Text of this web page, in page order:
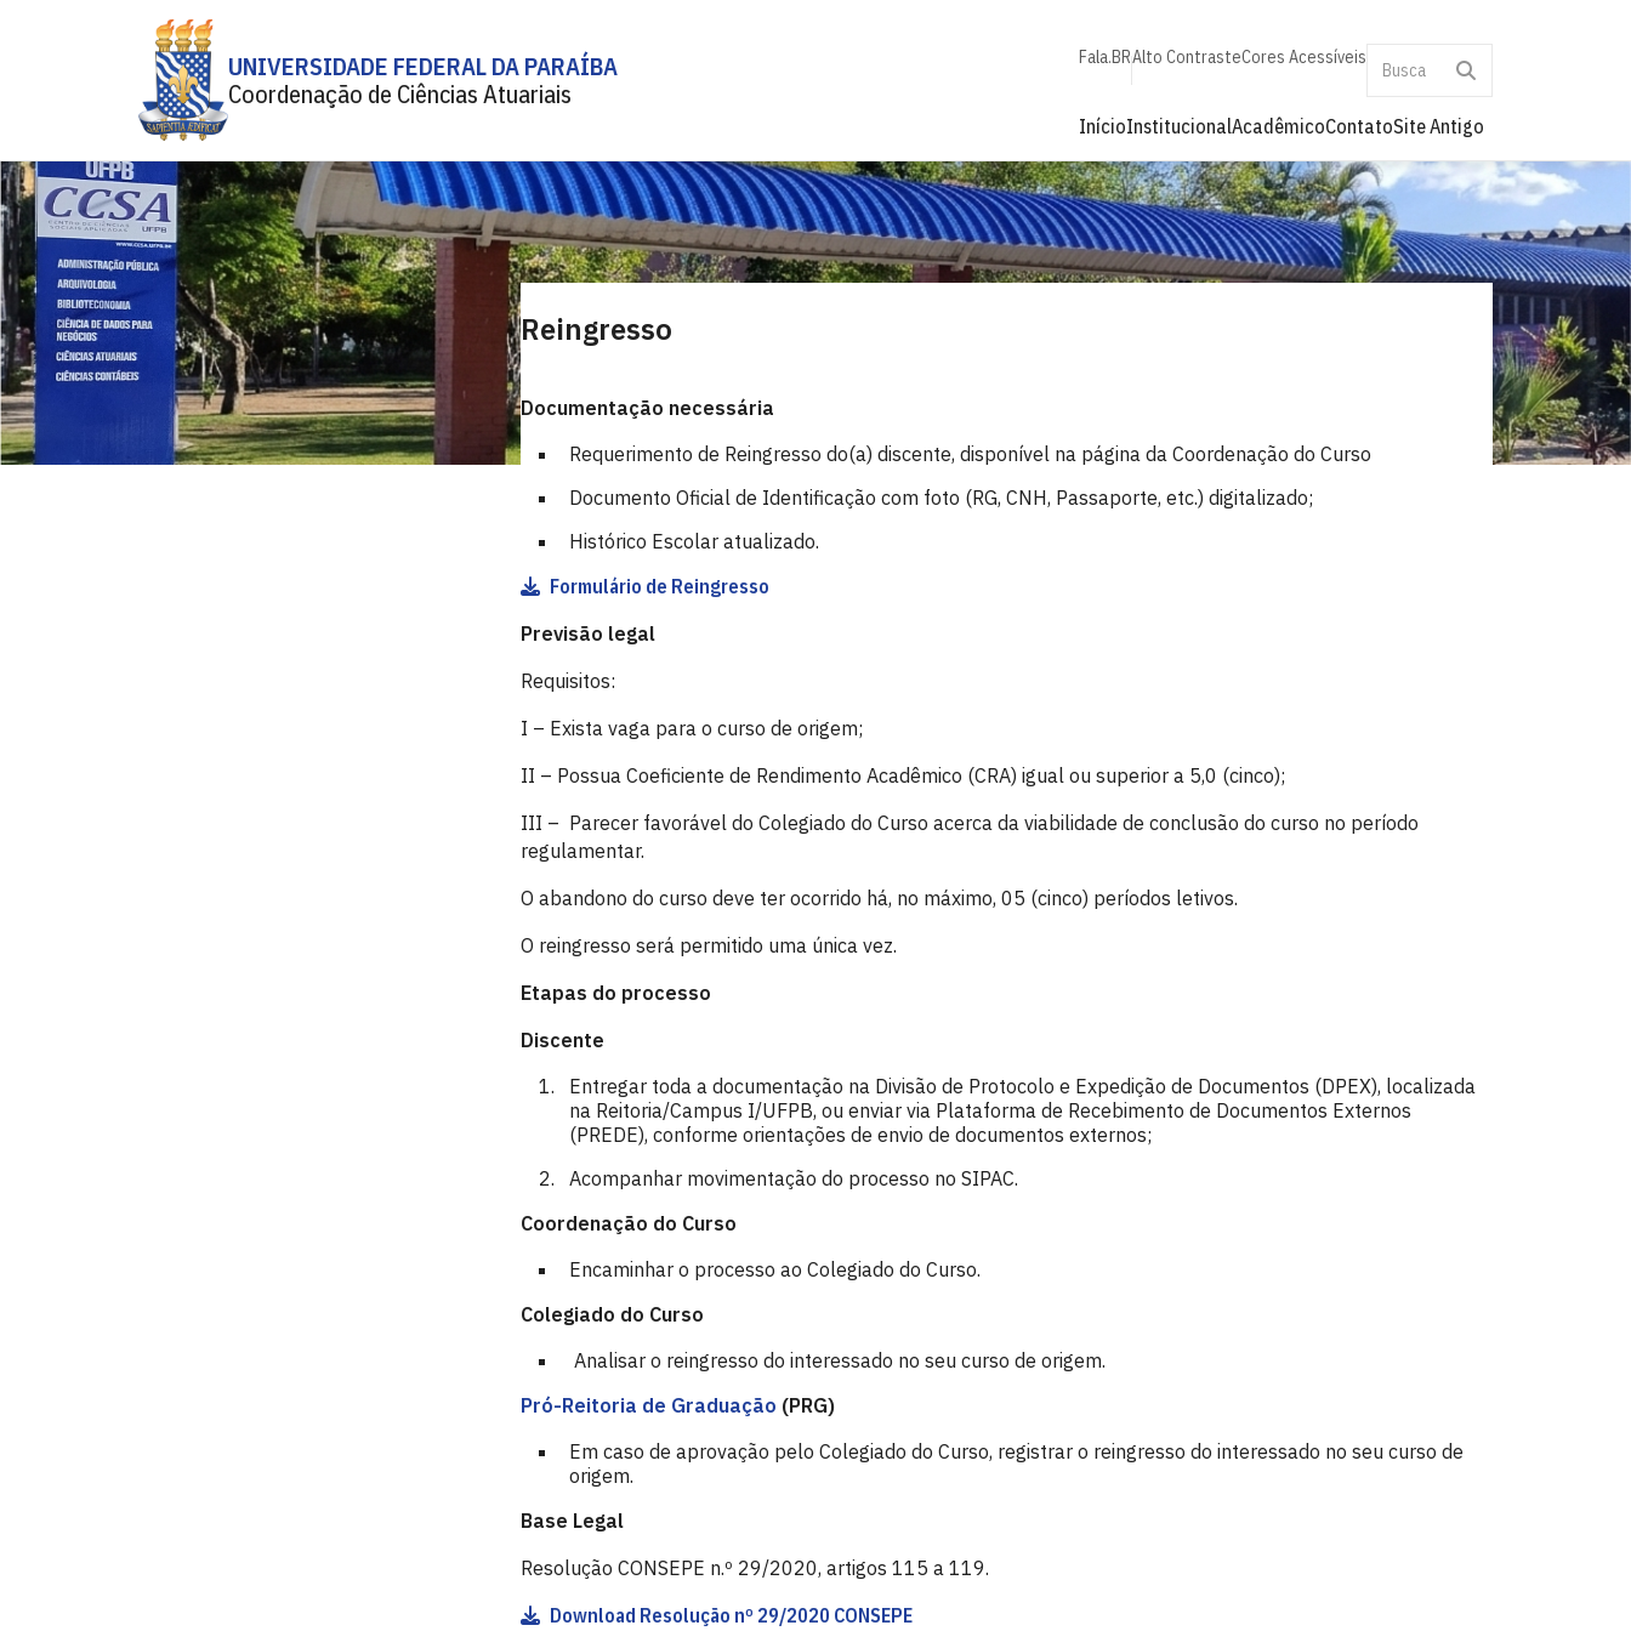
UNIVERSIDADE FEDERAL DA PARAÍBA
Coordenação de Ciências Atuariais
Fala.BRAlto ContrasteCores Acessíveis
InícioInstitucionalAcadêmicoContatoSite Antigo
Reingresso
Documentação necessária
Requerimento de Reingresso do(a) discente, disponível na página da Coordenação do Curso
Documento Oficial de Identificação com foto (RG, CNH, Passaporte, etc.) digitalizado;
Histórico Escolar atualizado.
Formulário de Reingresso
Previsão legal
Requisitos:
I – Exista vaga para o curso de origem;
II – Possua Coeficiente de Rendimento Acadêmico (CRA) igual ou superior a 5,0 (cinco);
III – Parecer favorável do Colegiado do Curso acerca da viabilidade de conclusão do curso no período
regulamentar.
O abandono do curso deve ter ocorrido há, no máximo, 05 (cinco) períodos letivos.
O reingresso será permitido uma única vez.
Etapas do processo
Discente
Entregar toda a documentação na Divisão de Protocolo e Expedição de Documentos (DPEX), localizada
na Reitoria/Campus I/UFPB, ou enviar via Plataforma de Recebimento de Documentos Externos
(PREDE), conforme orientações de envio de documentos externos;
Acompanhar movimentação do processo no SIPAC.
Coordenação do Curso
Encaminhar o processo ao Colegiado do Curso.
Colegiado do Curso
Analisar o reingresso do interessado no seu curso de origem.
Pró-Reitoria de Graduação (PRG)
Em caso de aprovação pelo Colegiado do Curso, registrar o reingresso do interessado no seu curso de
origem.
Base Legal
Resolução CONSEPE n.º 29/2020, artigos 115 a 119.
Download Resolução nº 29/2020 CONSEPE